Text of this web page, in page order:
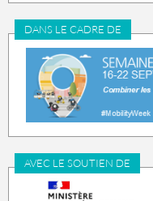
DANS LE CADRE DE
AVEC LE SOUTIEN DE